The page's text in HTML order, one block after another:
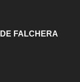
FALCHERA